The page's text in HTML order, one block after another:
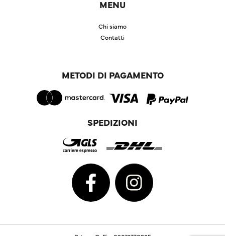
MENU
Chi siamo
Contatti
METODI DI PAGAMENTO
SPEDIZIONI